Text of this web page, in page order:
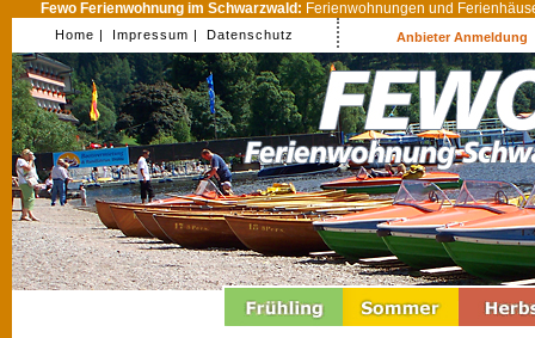
Fewo Ferienwohnung im Schwarzwald: Ferienwohnungen und
Home | Impressum | Datenschutz Anbieter Anmeldung